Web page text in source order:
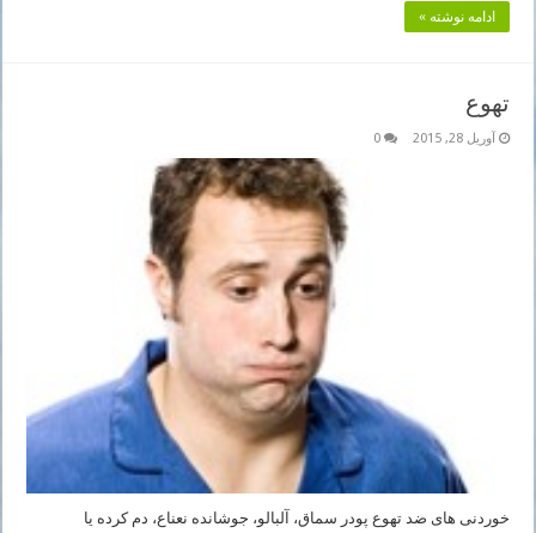
ادامه نوشته »
تهوع
آوریل 28, 2015 0
خوردنی های ضد تهوع پودر سماق، آلبالو، جوشانده نعناع، دم کرده یا